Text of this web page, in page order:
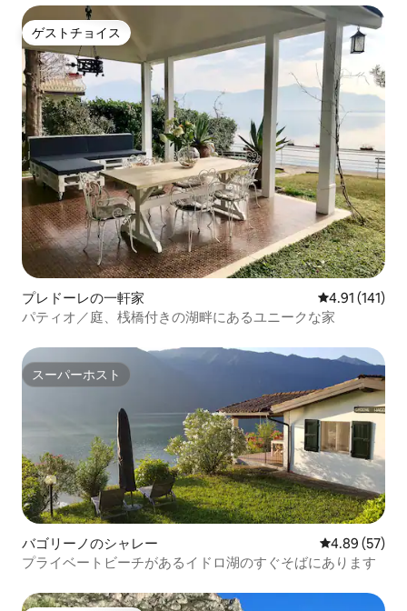
ゲストチョイス
ゲストチョイス
プレドーレの一軒家 レビュー141
4.91 (141)
パティオ／庭、桟橋付きの湖畔にあるユニークな家
スーパーホスト
スーパーホスト
バゴリーノのシャレー レビュー57
4.89 (57)
プライベートビーチがあるイドロ湖のすぐそばにあります